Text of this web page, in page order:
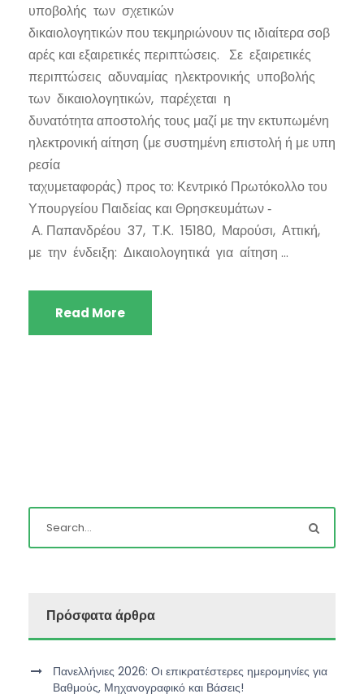
υποβολής των σχετικών
δικαιολογητικών που τεκμηριώνουν τις ιδιαίτερα σοβ
αρές και εξαιρετικές περιπτώσεις. Σε εξαιρετικές
περιπτώσεις αδυναμίας ηλεκτρονικής υποβολής
των δικαιολογητικών, παρέχεται η
δυνατότητα αποστολής τους μαζί με την εκτυπωμένη
ηλεκτρονική αίτηση (με συστημένη επιστολή ή με υπη
ρεσία
ταχυμεταφοράς) προς το: Κεντρικό Πρωτόκολλο του
Υπουργείου Παιδείας και Θρησκευμάτων ‐
Α. Παπανδρέου 37, Τ.Κ. 15180, Μαρούσι, Αττική,
με την ένδειξη: Δικαιολογητικά για αίτηση ...
Read More
Πρόσφατα άρθρα
Πανελλήνιες 2026: Οι επικρατέστερες ημερομηνίες για
Βαθμούς, Μηχανογραφικό και Βάσεις!